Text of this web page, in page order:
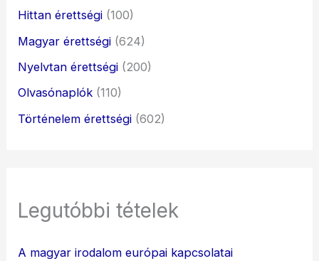
Hittan érettségi (100)
Magyar érettségi (624)
Nyelvtan érettségi (200)
Olvasónaplók (110)
Történelem érettségi (602)
Legutóbbi tételek
A magyar irodalom európai kapcsolatai